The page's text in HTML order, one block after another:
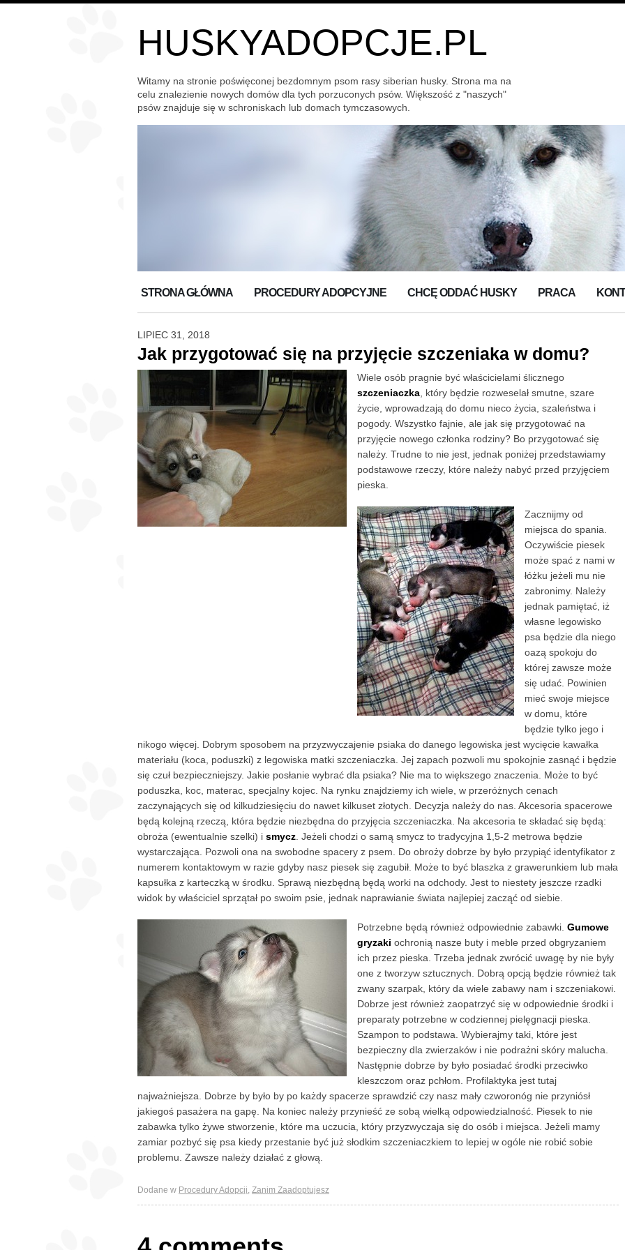
HUSKYADOPCJE.PL
Witamy na stronie poświęconej bezdomnym psom rasy siberian husky. Strona ma na
celu znalezienie nowych domów dla tych porzuconych psów. Większość z "naszych"
psów znajduje się w schroniskach lub domach tymczasowych.
STRONA GŁÓWNA PROCEDURY ADOPCYJNE CHCĘ ODDAĆ HUSKY PRACA
LIPIEC 31, 2018
Jak przygotować się na przyjęcie szczeniaka w domu?
Wiele osób pragnie być właścicielami ślicznego
szczeniaczka , który będzie rozweselał smutne, szare
życie, wprowadzają do domu nieco życia, szaleństwa i
pogody. Wszystko fajnie, ale jak się przygotować na
przyjęcie nowego członka rodziny? Bo przygotować się
należy. Trudne to nie jest, jednak poniżej przedstawiamy
podstawowe rzeczy, które należy nabyć przed przyjęciem
pieska.
Zacznijmy od
miejsca do spania.
Oczywiście piesek
może spać z nami w
łóżku jeżeli mu nie
zabronimy. Należy
jednak pamiętać, iż
własne legowisko
psa będzie dla niego
oazą spokoju do
której zawsze może
się udać. Powinien
mieć swoje miejsce
w domu, które
będzie tylko jego i
nikogo więcej. Dobrym sposobem na przyzwyczajenie psiaka do danego legowiska jest wycięcie kawałka
materiału (koca, poduszki) z legowiska matki szczeniaczka. Jej zapach pozwoli mu spokojnie zasnąć i będzie
się czuł bezpieczniejszy. Jakie posłanie wybrać dla psiaka? Nie ma to większego znaczenia. Może to być
poduszka, koc, materac, specjalny kojec. Na rynku znajdziemy ich wiele, w przeróżnych cenach
zaczynających się od kilkudziesięciu do nawet kilkuset złotych. Decyzja należy do nas. Akcesoria spacerowe
będą kolejną rzeczą, która będzie niezbędna do przyjęcia szczeniaczka. Na akcesoria te składać się będą:
obroża (ewentualnie szelki) i smycz . Jeżeli chodzi o samą smycz to tradycyjna 1,5-2 metrowa będzie
wystarczająca. Pozwoli ona na swobodne spacery z psem. Do obroży dobrze by było przypiąć identyfikator z
numerem kontaktowym w razie gdyby nasz piesek się zagubił. Może to być blaszka z grawerunkiem lub mała
kapsułka z karteczką w środku. Sprawą niezbędną będą worki na odchody. Jest to niestety jeszcze rzadki
widok by właściciel sprzątał po swoim psie, jednak naprawianie świata najlepiej zacząć od siebie.
Potrzebne będą również odpowiednie zabawki. Gumowe
gryzaki ochronią nasze buty i meble przed obgryzaniem
ich przez pieska. Trzeba jednak zwrócić uwagę by nie były
one z tworzyw sztucznych. Dobrą opcją będzie również tak
zwany szarpak, który da wiele zabawy nam i szczeniakowi.
Dobrze jest również zaopatrzyć się w odpowiednie środki i
preparaty potrzebne w codziennej pielęgnacji pieska.
Szampon to podstawa. Wybierajmy taki, które jest
bezpieczny dla zwierzaków i nie podrażni skóry malucha.
Następnie dobrze by było posiadać środki przeciwko
kleszczom oraz pchłom. Profilaktyka jest tutaj
najważniejsza. Dobrze by było by po każdy spacerze sprawdzić czy nasz mały czworonóg nie przyniósł
jakiegoś pasażera na gapę. Na koniec należy przynieść ze sobą wielką odpowiedzialność. Piesek to nie
zabawka tylko żywe stworzenie, które ma uczucia, który przyzwyczaja się do osób i miejsca. Jeżeli mamy
zamiar pozbyć się psa kiedy przestanie być już słodkim szczeniaczkiem to lepiej w ogóle nie robić sobie
problemu. Zawsze należy działać z głową.
Dodane w Procedury Adopcji, Zanim Zaadoptujesz